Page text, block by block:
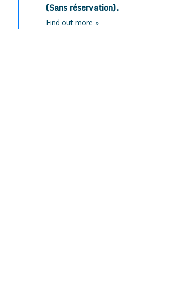
(Sans réservation).
Find out more »